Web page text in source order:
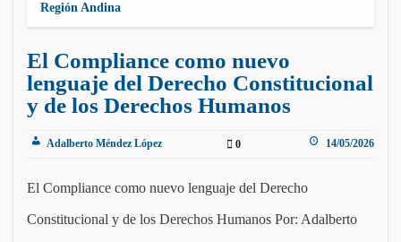
Región Andina
El Compliance como nuevo
lenguaje del Derecho Constitucional
y de los Derechos Humanos
Adalberto Méndez López 0 14/05/2026
El Compliance como nuevo lenguaje del Derecho
Constitucional y de los Derechos Humanos Por: Adalberto